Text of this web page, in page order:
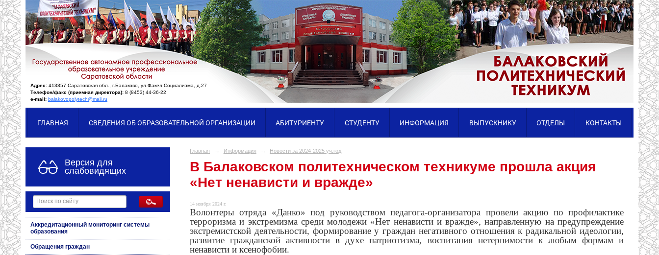
Адрес: 413857 Саратовская обл., г.Балаково, ул.Факел Социализма, д.27
Телефон/факс (приемная директора): 8 (8453) 44-36-22
e-mail: balakovopolytech@mail.ru
ГЛАВНАЯ СВЕДЕНИЯ ОБ ОБРАЗОВАТЕЛЬНОЙ ОРГАНИЗАЦИИ АБИТУРИЕНТУ СТУДЕНТУ ИНФОРМАЦИЯ ВЫПУСКНИКУ ОТДЕЛЫ КОНТАКТЫ
Версия для
слабовидящих
Аккредитационный мониторинг системы
образования
Обращения граждан
Главная → Информация → Новости за 2024-2025 уч.год
В Балаковском политехническом техникуме прошла акция
«Нет ненависти и вражде»
14 ноября 2024 г.
Волонтеры отряда «Данко» под руководством педагога-организатора провели акцию по профилактике
терроризма и экстремизма среди молодежи «Нет ненависти и вражде», направленную на предупреждение
экстремистской деятельности, формирование у граждан негативного отношения к радикальной идеологии,
развитие гражданской активности в духе патриотизма, воспитания нетерпимости к любым формам и
ненависти и ксенофобии.